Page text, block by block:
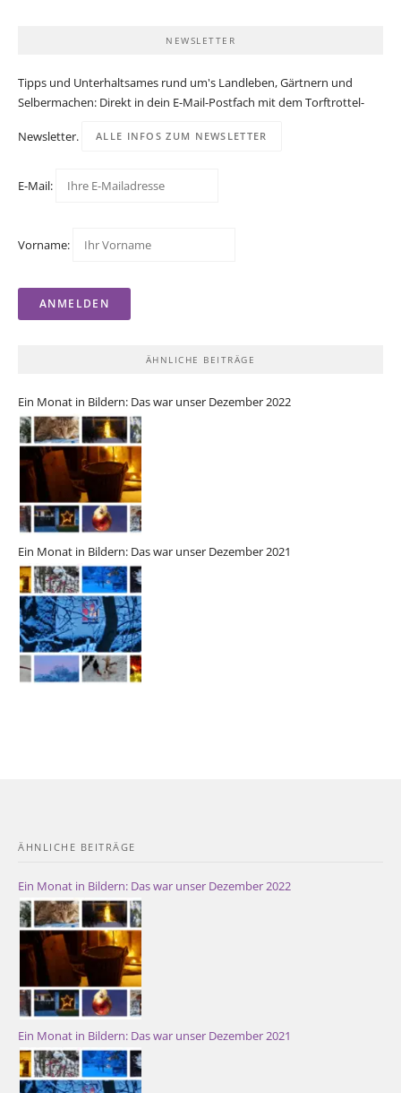
NEWSLETTER
Tipps und Unterhaltsames rund um's Landleben, Gärtnern und
Selbermachen: Direkt in dein E-Mail-Postfach mit dem Torftrottel-
Newsletter. ALLE INFOS ZUM NEWSLETTER
E-Mail:
Vorname:
ÄHNLICHE BEITRÄGE
Ein Monat in Bildern: Das war unser Dezember 2022
Ein Monat in Bildern: Das war unser Dezember 2021
ÄHNLICHE BEITRÄGE
Ein Monat in Bildern: Das war unser Dezember 2022
Ein Monat in Bildern: Das war unser Dezember 2021